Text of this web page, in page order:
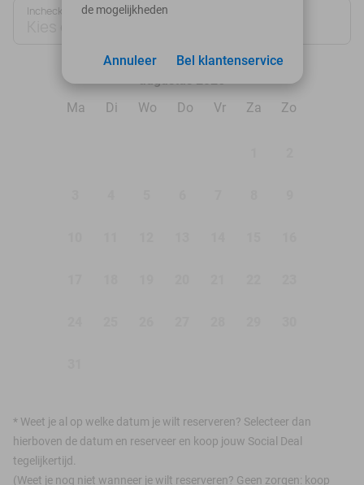
Inchecken
Ma
Di Wo Do Vr Za Zo
* Weet je al op welke datum je wilt reserveren? Selecteer dan
hierboven de datum en reserveer en koop jouw Social Deal
tegelijkertijd.
(Weet je nog niet wanneer je wilt reserveren? Geen zorgen: koop
de mogelijkheden
Bel klantenservice
Annuleer